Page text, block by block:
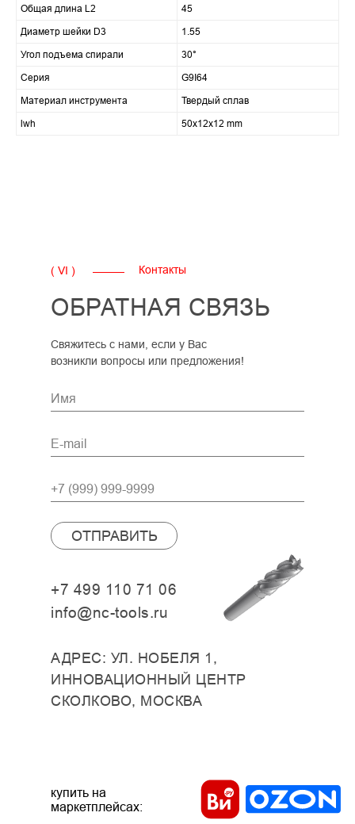
Общая длина L2
45
Диаметр шейки D3
1.55
Угол подъема спирали
30°
Серия
G9I64
Материал инструмента
Твердый сплав
lwh
50x12x12 mm
ОБРАТНАЯ СВЯЗЬ
Свяжитесь с нами, если у Вас
возникли вопросы или предложения!
+7 499 110 71 06
info@nc-tools.ru
АДРЕС: УЛ. НОБЕЛЯ 1,
ИННОВАЦИОННЫЙ ЦЕНТР
СКОЛКОВО, МОСКВА
ОТПРАВИТЬ
( VI ) Контакты
купить на
маркетплейсах: